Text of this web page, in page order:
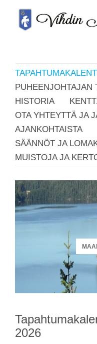
PUHEENJOHTAJAN
HISTORIA
OTA YHTEYTTÄ JA
AJANKOHTAISTA
SÄÄNNÖT JA
MUISTOJA JA
2026